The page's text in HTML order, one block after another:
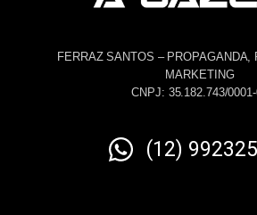
FERRAZ SANTOS – PROPAGANDA,
MARKETING
CNPJ: 35.182.743/
(12)